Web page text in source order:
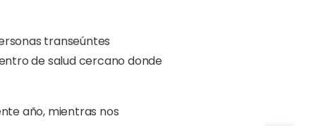
transeúntes
de salud cercano donde
año, mientras nos